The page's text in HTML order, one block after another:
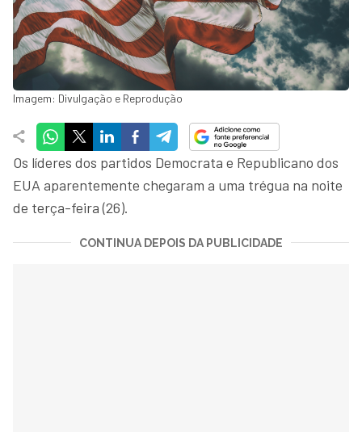
Imagem: Divulgação e Reprodução
Os líderes dos partidos Democrata e Republicano dos
EUA aparentemente chegaram a uma trégua na noite
de terça-feira (26).
CONTINUA DEPOIS DA PUBLICIDADE